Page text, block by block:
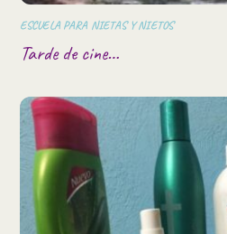
ESCUELA PARA NIETAS Y NIETOS
Tarde de cine…